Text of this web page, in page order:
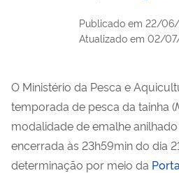
Publicado em 22/06/
Atualizado em 02/
O Ministério da Pesca e
temporada de pesca da tainha (
modalidade de emalhe
encerrada às 23h59min do dia
determinação por meio da